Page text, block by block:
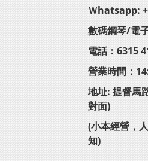
Ｗhatsapp:
數碼鋼琴/電
電話：6315
營業時間：
地址: 提督馬
對面)
(小本經營，
知)